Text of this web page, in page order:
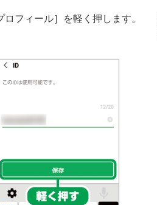
ロフィール］を軽く押します。